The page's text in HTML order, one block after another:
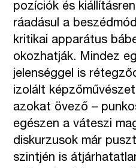
pozíciók és
ráadásul a
kritikai apparátus
okozhatják. Mindez
jelenséggel is
izolált
azokat övező –
egészen a váteszi
diskurzusok már
szintjén is